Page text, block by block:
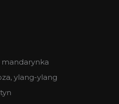
mandarynka
ylang-ylang